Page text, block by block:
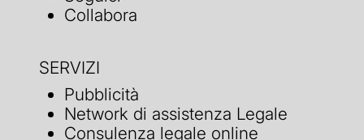
Collabora
SERVIZI
Pubblicità
Network di assistenza Legale
Consulenza legale online